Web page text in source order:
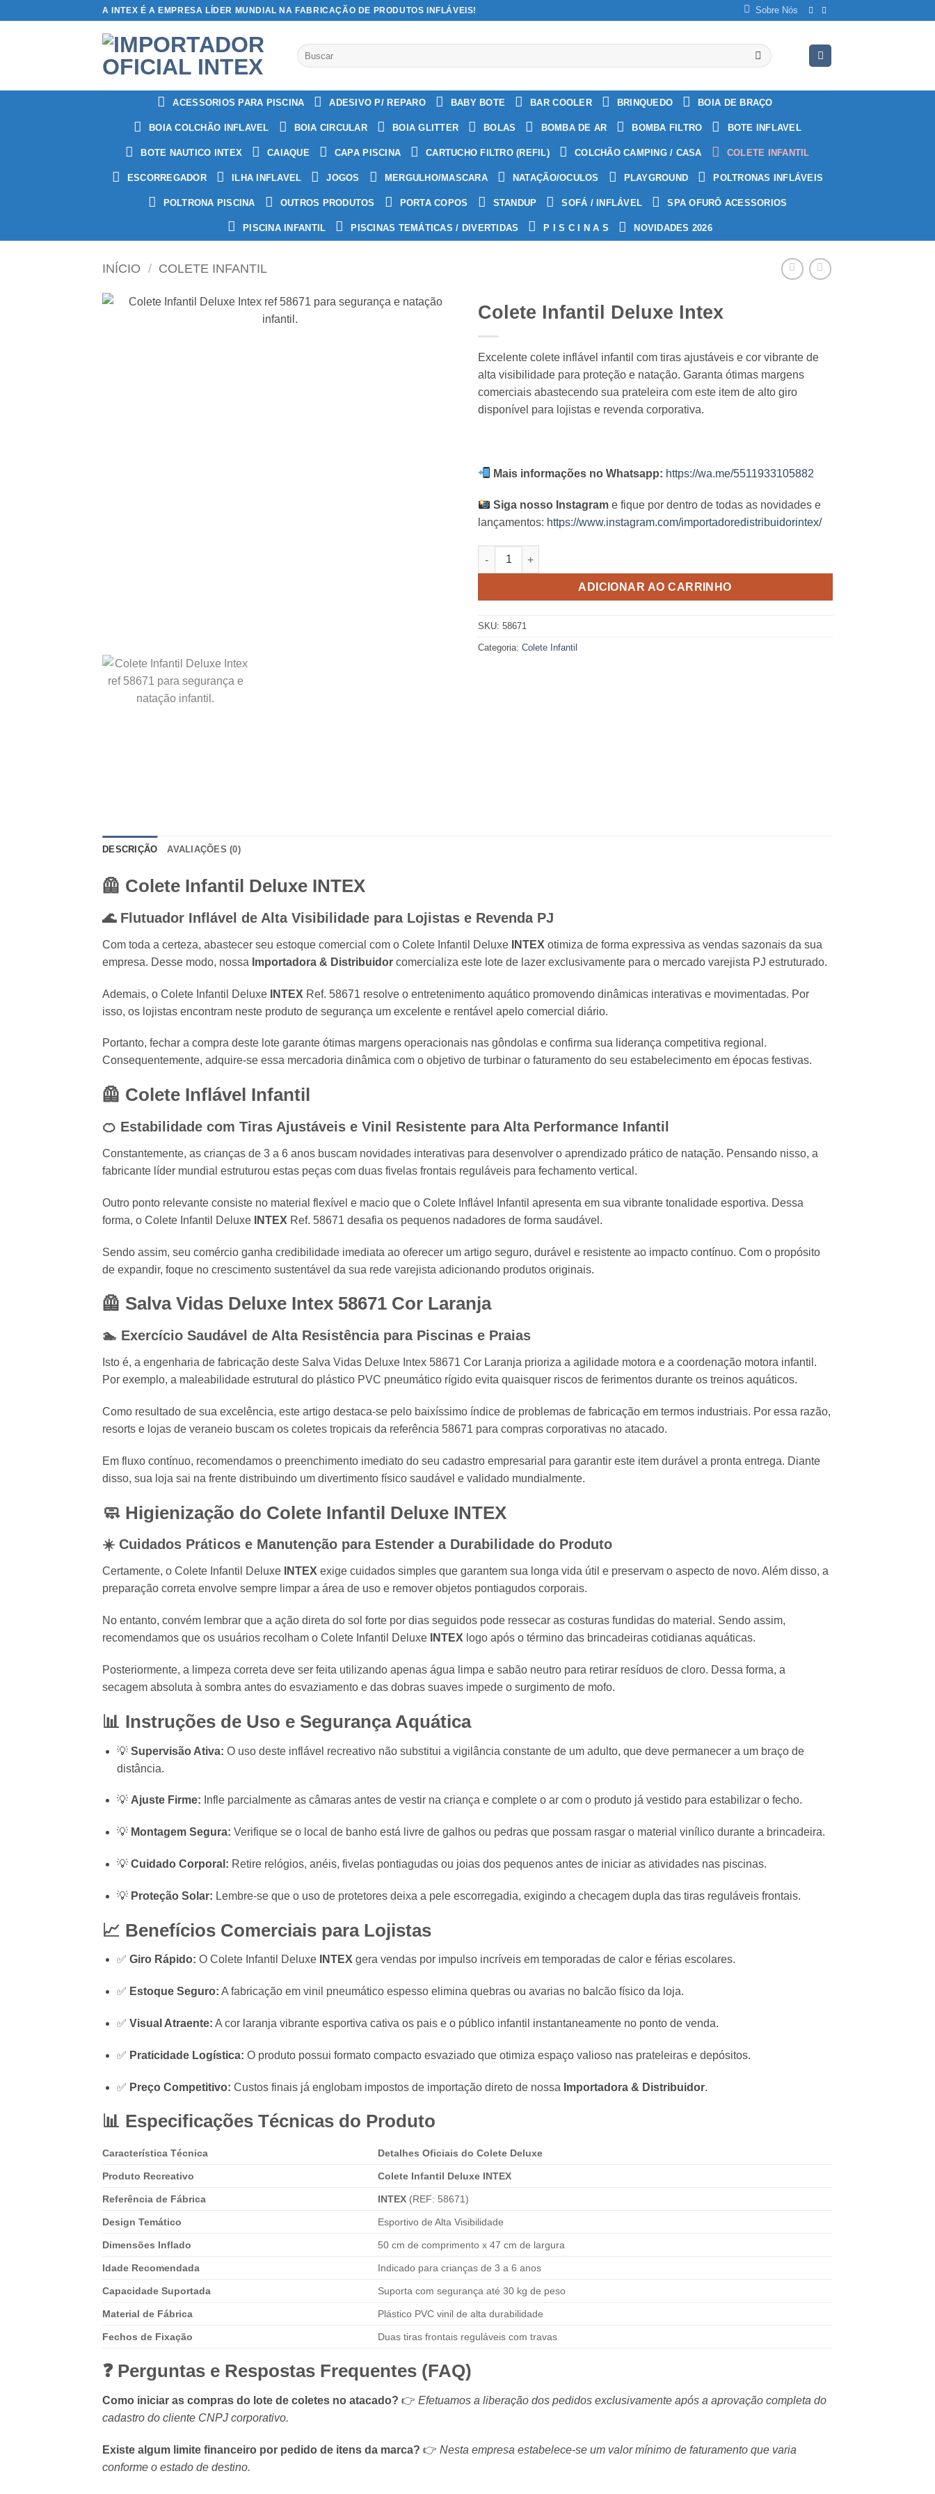
A INTEX É A EMPRESA LÍDER MUNDIAL NA FABRICAÇÃO DE PRODUTOS INFLÁVEIS! Sobre Nós
Pesquisar
por:
ACESSORIOS PARA PISCINA ADESIVO P/ REPARO BABY BOTE BAR COOLER BRINQUEDO BOIA DE BRAÇO
BOIA COLCHÃO INFLAVEL BOIA CIRCULAR BOIA GLITTER BOLAS BOMBA DE AR BOMBA FILTRO BOTE INFLAVEL
BOTE NAUTICO INTEX CAIAQUE CAPA PISCINA CARTUCHO FILTRO (REFIL) COLCHÃO CAMPING / CASA COLETE INFANTIL
ESCORREGADOR ILHA INFLAVEL JOGOS MERGULHO/MASCARA NATAÇÃO/OCULOS PLAYGROUND POLTRONAS INFLÁVEIS
POLTRONA PISCINA OUTROS PRODUTOS PORTA COPOS STANDUP SOFÁ / INFLÁVEL SPA OFURÔ ACESSORIOS
PISCINA INFANTIL PISCINAS TEMÁTICAS / DIVERTIDAS P I S C I N A S NOVIDADES 2026
INÍCIO / COLETE INFANTIL
Colete Infantil Deluxe Intex
Excelente colete inflável infantil com tiras ajustáveis e cor vibrante de
alta visibilidade para proteção e natação. Garanta ótimas margens
comerciais abastecendo sua prateleira com este item de alto giro
disponível para lojistas e revenda corporativa.
Mais informações no Whatsapp: https://wa.me/5511933105882
Siga nosso Instagram e fique por dentro de todas as novidades e
lançamentos: https://www.instagram.com/importadoredistribuidorintex/
Colete Infantil Deluxe Intex quantidade
ADICIONAR AO CARRINHO
SKU: 58671
Categoria: Colete Infantil
DESCRIÇÃO AVALIAÇÕES (0)
🦺 Colete Infantil Deluxe INTEX
🌊 Flutuador Inflável de Alta Visibilidade para Lojistas e Revenda PJ
Com toda a certeza, abastecer seu estoque comercial com o Colete Infantil Deluxe INTEX otimiza de forma expressiva as vendas sazonais da sua
empresa. Desse modo, nossa Importadora & Distribuidor comercializa este lote de lazer exclusivamente para o mercado varejista PJ estruturado.
Ademais, o Colete Infantil Deluxe INTEX Ref. 58671 resolve o entretenimento aquático promovendo dinâmicas interativas e movimentadas. Por
isso, os lojistas encontram neste produto de segurança um excelente e rentável apelo comercial diário.
Portanto, fechar a compra deste lote garante ótimas margens operacionais nas gôndolas e confirma sua liderança competitiva regional.
Consequentemente, adquire-se essa mercadoria dinâmica com o objetivo de turbinar o faturamento do seu estabelecimento em épocas festivas.
🦺 Colete Inflável Infantil
🍊 Estabilidade com Tiras Ajustáveis e Vinil Resistente para Alta Performance Infantil
Constantemente, as crianças de 3 a 6 anos buscam novidades interativas para desenvolver o aprendizado prático de natação. Pensando nisso, a
fabricante líder mundial estruturou estas peças com duas fivelas frontais reguláveis para fechamento vertical.
Outro ponto relevante consiste no material flexível e macio que o Colete Inflável Infantil apresenta em sua vibrante tonalidade esportiva. Dessa
forma, o Colete Infantil Deluxe INTEX Ref. 58671 desafia os pequenos nadadores de forma saudável.
Sendo assim, seu comércio ganha credibilidade imediata ao oferecer um artigo seguro, durável e resistente ao impacto contínuo. Com o propósito
de expandir, foque no crescimento sustentável da sua rede varejista adicionando produtos originais.
🦺 Salva Vidas Deluxe Intex 58671 Cor Laranja
🏊 Exercício Saudável de Alta Resistência para Piscinas e Praias
Isto é, a engenharia de fabricação deste Salva Vidas Deluxe Intex 58671 Cor Laranja prioriza a agilidade motora e a coordenação motora infantil.
Por exemplo, a maleabilidade estrutural do plástico PVC pneumático rígido evita quaisquer riscos de ferimentos durante os treinos aquáticos.
Como resultado de sua excelência, este artigo destaca-se pelo baixíssimo índice de problemas de fabricação em termos industriais. Por essa razão,
resorts e lojas de veraneio buscam os coletes tropicais da referência 58671 para compras corporativas no atacado.
Em fluxo contínuo, recomendamos o preenchimento imediato do seu cadastro empresarial para garantir este item durável a pronta entrega. Diante
disso, sua loja sai na frente distribuindo um divertimento físico saudável e validado mundialmente.
🧼 Higienização do Colete Infantil Deluxe INTEX
☀️ Cuidados Práticos e Manutenção para Estender a Durabilidade do Produto
Certamente, o Colete Infantil Deluxe INTEX exige cuidados simples que garantem sua longa vida útil e preservam o aspecto de novo. Além disso, a
preparação correta envolve sempre limpar a área de uso e remover objetos pontiagudos corporais.
No entanto, convém lembrar que a ação direta do sol forte por dias seguidos pode ressecar as costuras fundidas do material. Sendo assim,
recomendamos que os usuários recolham o Colete Infantil Deluxe
INTEX logo após o término das brincadeiras cotidianas aquáticas.
Posteriormente, a limpeza correta deve ser feita utilizando apenas água limpa e sabão neutro para retirar resíduos de cloro. Dessa forma, a
secagem absoluta à sombra antes do esvaziamento e das dobras suaves impede o surgimento de mofo.
📊 Instruções de Uso e Segurança Aquática
💡 Supervisão Ativa: O uso deste inflável recreativo não substitui a vigilância constante de um adulto, que deve permanecer a um braço de
distância.
💡 Ajuste Firme: Infle parcialmente as câmaras antes de vestir na criança e complete o ar com o produto já vestido para estabilizar o fecho.
💡 Montagem Segura: Verifique se o local de banho está livre de galhos ou pedras que possam rasgar o material vinílico durante a brincadeira.
💡 Cuidado Corporal: Retire relógios, anéis, fivelas pontiagudas ou joias dos pequenos antes de iniciar as atividades nas piscinas.
💡 Proteção Solar: Lembre-se que o uso de protetores deixa a pele escorregadia, exigindo a checagem dupla das tiras reguláveis frontais.
📈 Benefícios Comerciais para Lojistas
✅ Giro Rápido: O Colete Infantil Deluxe INTEXgera vendas por impulso incríveis em temporadas de calor e férias escolares.
✅ Estoque Seguro: A fabricação em vinil pneumático espesso elimina quebras ou avarias no balcão físico da loja.
✅ Visual Atraente: A cor laranja vibrante esportiva cativa os pais e o público infantil instantaneamente no ponto de venda.
✅ Praticidade Logística: O produto possui formato compacto esvaziado que otimiza espaço valioso nas prateleiras e depósitos.
✅ Preço Competitivo: Custos finais já englobam impostos de importação direto de nossa Importadora & Distribuidor.
📊 Especificações Técnicas do Produto
Característica Técnica Detalhes Oficiais do Colete Deluxe
Produto Recreativo Colete Infantil Deluxe INTEX
Referência de Fábrica INTEX (REF: 58671)
Design Temático Esportivo de Alta Visibilidade
Dimensões Inflado 50 cm de comprimento x 47 cm de largura
Idade Recomendada Indicado para crianças de 3 a 6 anos
Capacidade Suportada Suporta com segurança até 30 kg de peso
Material de Fábrica Plástico PVC vinil de alta durabilidade
Fechos de Fixação Duas tiras frontais reguláveis com travas
❓ Perguntas e Respostas Frequentes (FAQ)
Como iniciar as compras do lote de coletes no atacado? 👉 Efetuamos a liberação dos pedidos exclusivamente após a aprovação completa do
cadastro do cliente CNPJ corporativo.
Existe algum limite financeiro por pedido de itens da marca? 👉 Nesta empresa estabelece-se um valor mínimo de faturamento que varia
conforme o estado de destino.